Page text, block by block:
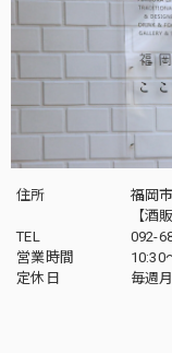
住所
福
【酒
TEL
092-
営業時間
10:30
定休日
毎週